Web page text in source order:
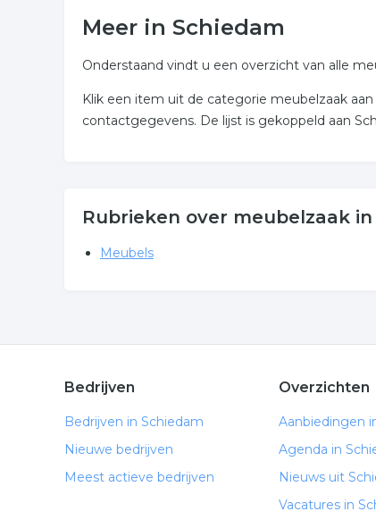
Meer in Schiedam
Onderstaand vindt u een overzicht van alle
Klik een item uit de categorie meubelzaak
contactgegevens. De lijst is gekoppeld aan
Rubrieken over meubelzaak
Meubels
Bedrijven
Bedrijven in Schiedam
Nieuwe bedrijven
Meest actieve bedrijven
Overzichten
Aanbiedingen
Agenda in
Nieuws uit
Vacatures in